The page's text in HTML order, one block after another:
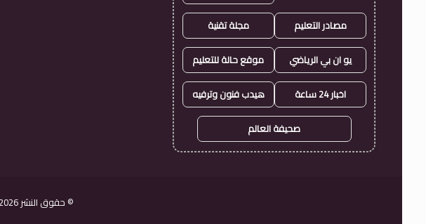
مصادر التعليم مجلة تقنية
يو ان بي الرياضي موقع حالة للتعليم
اخبار 24 ساعة هيدب فنون وترفيه
صحيفة العالم
© حقوق النشر 2026، جميع الحقوق محفوظة |